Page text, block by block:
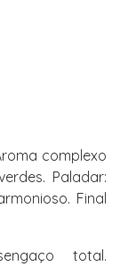
complexo
Paladar:
Final
total.